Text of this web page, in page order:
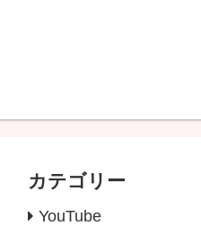
カテゴリー
YouTube